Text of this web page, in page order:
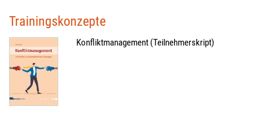
Trainingskonzepte
Konfliktmanagement (Teilnehmerskript)